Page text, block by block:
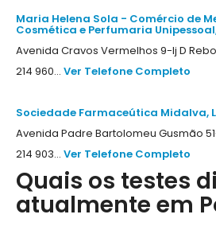
Maria Helena Sola - Comércio de
Cosmética e Perfumaria
Avenida Cravos Vermelhos 9-lj D
214 960... Ver Telefone Completo
Sociedade Farmaceútica Midalva,
Avenida Padre Bartolomeu Gusmão
214 903... Ver Telefone Completo
Quais os testes
atualmente em